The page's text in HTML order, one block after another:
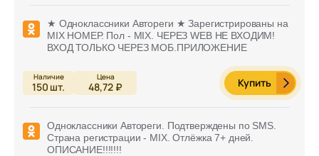
★ Одноклассники Автореги ★ Зарегистрированы на
MIX НОМЕР. Пол - MIX. ЧЕРЕЗ WEB НЕ ВХОДИМ!
ВХОД ТОЛЬКО ЧЕРЕЗ МОБ.ПРИЛОЖЕНИЕ
150 шт. 48,72 ₽ Купить
Одноклассники Автореги. Подтверждены по SMS.
Страна регистрации - MIX. Отлёжка 7+ дней.
ОПИСАНИЕ!!!!!!!